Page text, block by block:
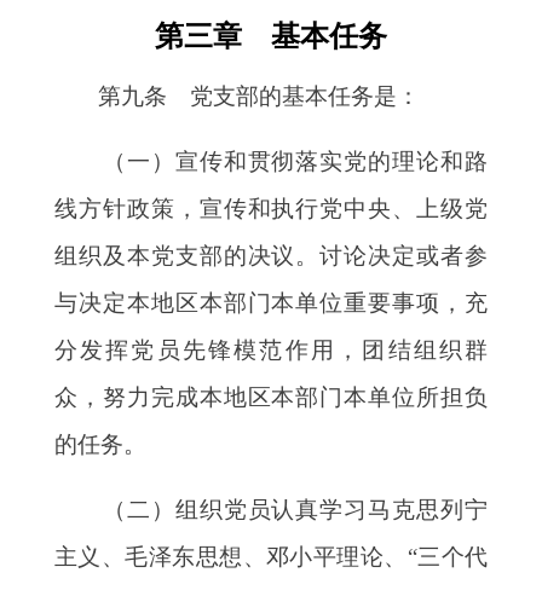
第三章 基本任务
第九条 党支部的基本任务是：
（一）宣传和贯彻落实党的理论和路
线方针政策，宣传和执行党中央、上级党
组织及本党支部的决议。讨论决定或者参
与决定本地区本部门本单位重要事项，充
分发挥党员先锋模范作用，团结组织群
众，努力完成本地区本部门本单位所担负
的任务。
（二）组织党员认真学习马克思列宁
主义、毛泽东思想、邓小平理论、 “三个代